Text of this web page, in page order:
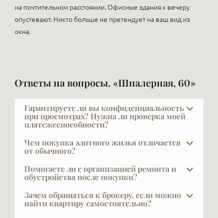
на почтительном расстоянии. Офисные здания к вечеру
опустевают. Никто больше не претендует на ваш вид из
окна.
Ответы на вопросы. «Шпалерная, 60»
Гарантируете ли вы конфиденциальность
при просмотрах? Нужна ли проверка моей
платежеспособности?
VIPFLAT 20 лет работает с VIP-клиентами. Они часто
закрыты и не публичны — мы понимаем, что такое
Исключение составляет ситуация, когда сам клиент
хочет публично заявить о сделке, что тоже часто
бывает: это дополнительный PR.
Должны предупредить: часть объектов вы
Чем покупка элитного жилья отличается
от обычного?
У покупателя элитной недвижимости уже есть
жильё — и не одно. Он не решает задачу «где жить»
то, что его вдохновит. Отсюда другая логика
выбора — спокойная, без компромиссов и
Помогаете ли с организацией ремонта и
обустройства после покупки?
Да, и это очень важный выбор — найти дизайнера и
строителя по рекомендации. Ремонт — большая
Зачем обращаться к брокеру, если можно
найти квартиру самостоятельно?